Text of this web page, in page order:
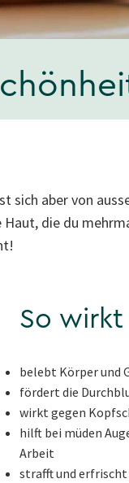
sich aber von
die du
So wirkt
belebt Körper und
fördert die
wirkt gegen
hilft bei müden
Arbeit
strafft und erfrischt